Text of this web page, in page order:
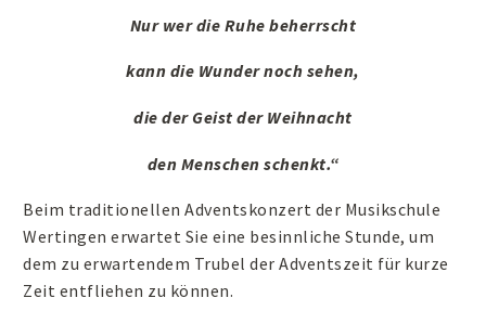
Nur wer die Ruhe beherrscht
kann die Wunder noch sehen,
die der Geist der Weihnacht
den Menschen schenkt.“
Beim traditionellen Adventskonzert der Musikschule
Wertingen erwartet Sie eine besinnliche Stunde, um
dem zu erwartendem Trubel der Adventszeit für kurze
Zeit entfliehen zu können.